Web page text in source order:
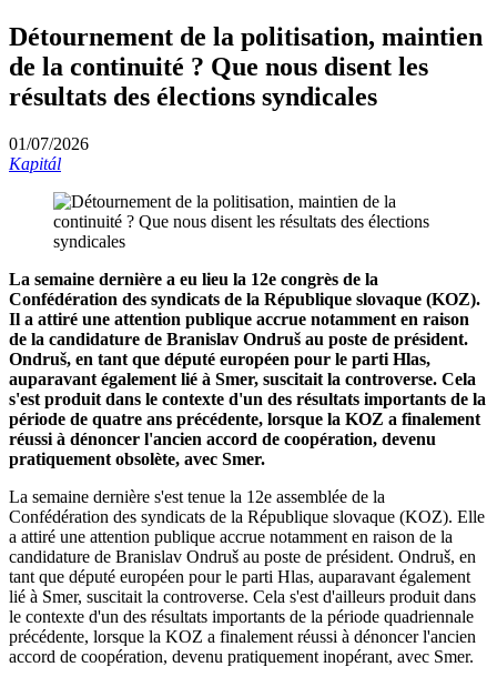
Détournement de la politisation, maintien
de la continuité ? Que nous disent les
résultats des élections syndicales
01/07/2026
Kapitál
La semaine dernière a eu lieu la 12e congrès de la
Confédération des syndicats de la République slovaque (KOZ).
Il a attiré une attention publique accrue notamment en raison
de la candidature de Branislav Ondruš au poste de président.
Ondruš, en tant que député européen pour le parti Hlas,
auparavant également lié à Smer, suscitait la controverse. Cela
s'est produit dans le contexte d'un des résultats importants de la
période de quatre ans précédente, lorsque la KOZ a finalement
réussi à dénoncer l'ancien accord de coopération, devenu
pratiquement obsolète, avec Smer.
La semaine dernière s'est tenue la 12e assemblée de la
Confédération des syndicats de la République slovaque (KOZ). Elle
a attiré une attention publique accrue notamment en raison de la
candidature de Branislav Ondruš au poste de président. Ondruš, en
tant que député européen pour le parti Hlas, auparavant également
lié à Smer, suscitait la controverse. Cela s'est d'ailleurs produit dans
le contexte d'un des résultats importants de la période quadriennale
précédente, lorsque la KOZ a finalement réussi à dénoncer l'ancien
accord de coopération, devenu pratiquement inopérant, avec Smer.